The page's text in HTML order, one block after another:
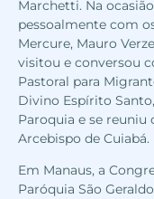
Marchetti. Na
pessoalmente com
Mercure, Mauro
visitou e conversou
Pastoral para
Divino Espírito
Paroquia e se
Arcebispo de Cuiabá.
Em Manaus, a
Paróquia São